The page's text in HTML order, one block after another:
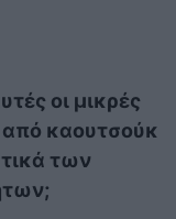
οι μικρές
από καουτσούκ
των